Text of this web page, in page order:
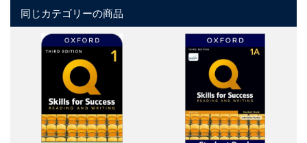
同じカテゴリーの商品